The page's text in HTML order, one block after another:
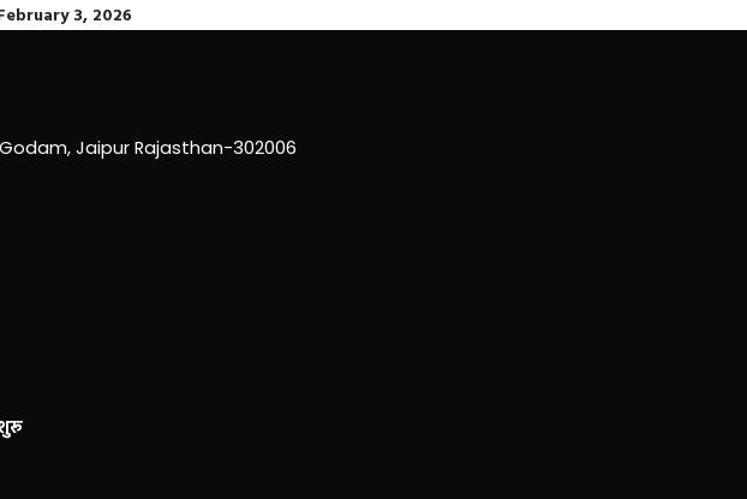
3, 2026
Jaipur Rajasthan-302006